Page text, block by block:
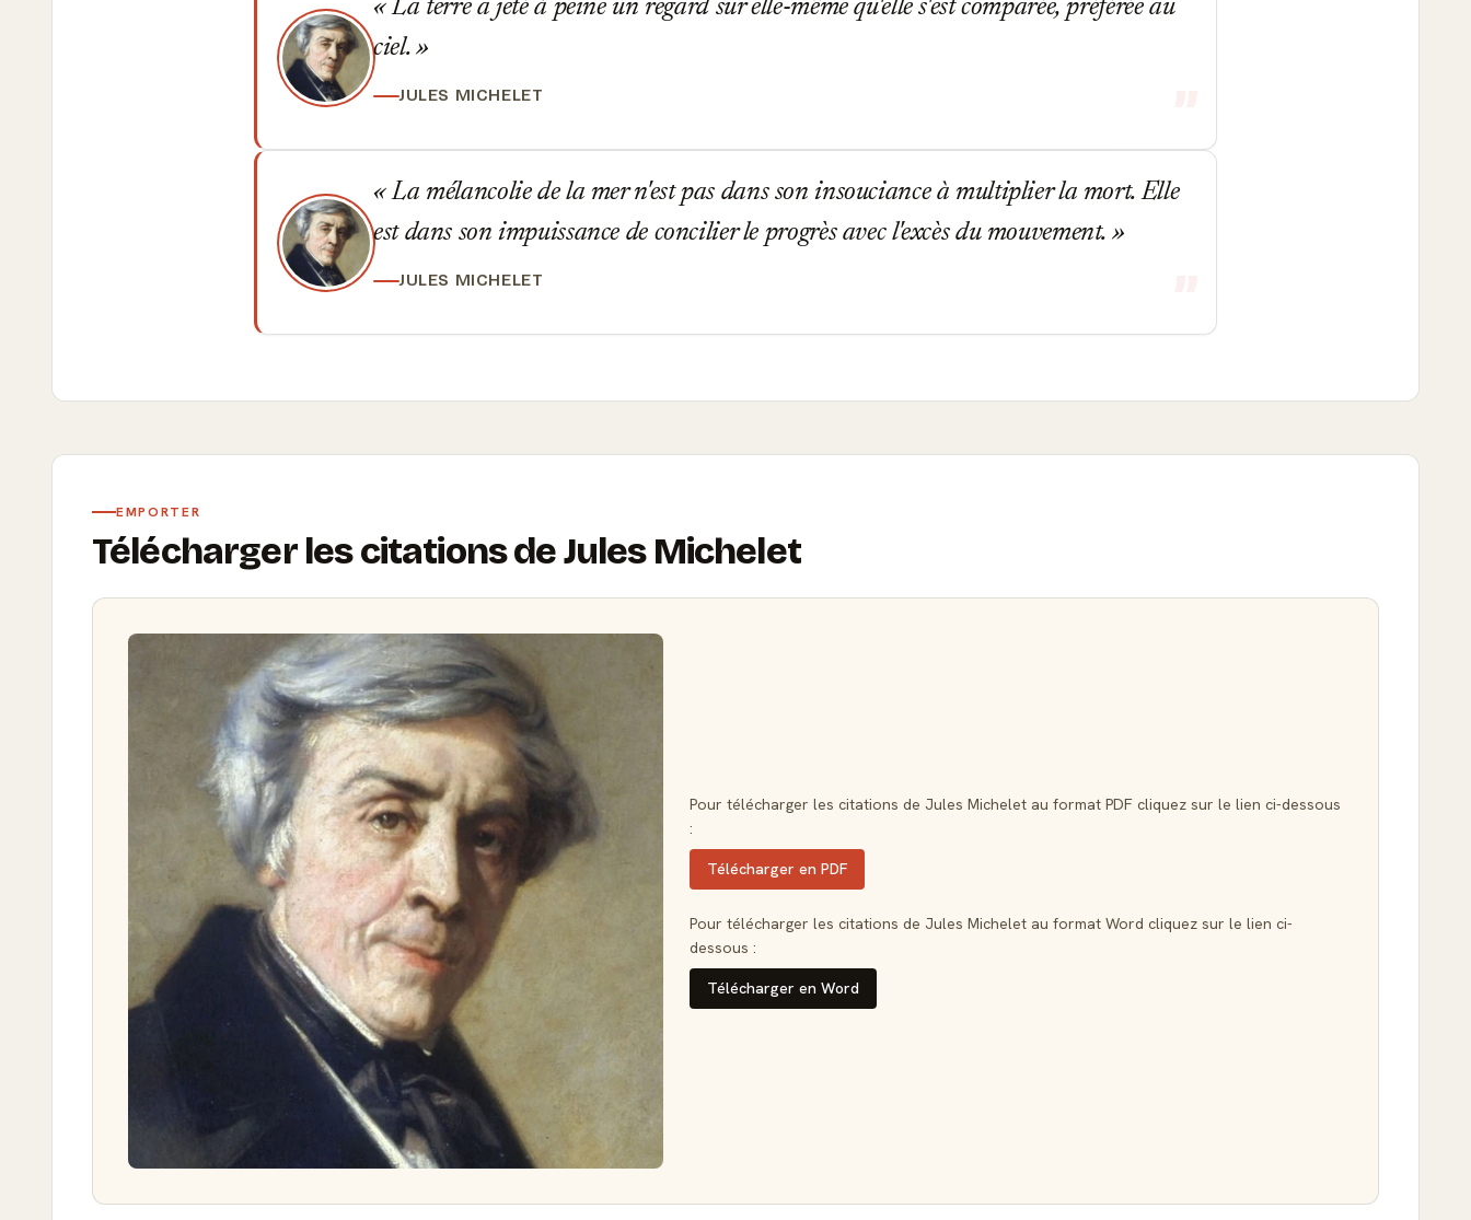
La terre a jeté à peine un regard sur elle-même qu'elle s'est comparée, préférée au
ciel.
JULES MICHELET
La mélancolie de la mer n'est pas dans son insouciance à multiplier la mort. Elle
est dans son impuissance de concilier le progrès avec l'excès du mouvement.
JULES MICHELET
EMPORTER
Télécharger les citations de Jules Michelet
Pour télécharger les citations de Jules Michelet au format PDF cliquez sur le lien ci-dessous
:
Télécharger en PDF
Pour télécharger les citations de Jules Michelet au format Word cliquez sur le lien ci-
dessous :
Télécharger en Word